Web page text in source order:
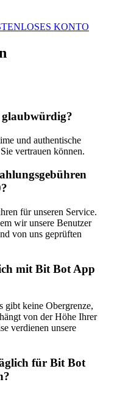
KONTO
und authentische
vertrauen können.
für unseren Service.
wir unsere Benutzer
von uns geprüften
mit Bit Bot App
gibt keine Obergrenze,
von der Höhe Ihrer
verdienen unsere
für Bit Bot